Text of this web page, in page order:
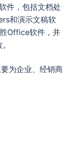
件，包括文档处
和演示文稿软
Office软件，并
为企业、经销商